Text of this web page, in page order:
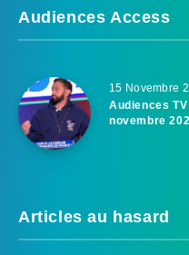
Audiences Access
15 Novembre
Audiences
novembre
Articles au hasard